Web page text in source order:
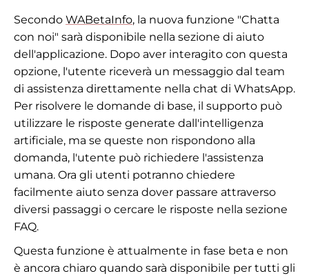
Secondo WABetaInfo, la nuova funzione "Chatta
con noi" sarà disponibile nella sezione di aiuto
dell'applicazione. Dopo aver interagito con questa
opzione, l'utente riceverà un messaggio dal team
di assistenza direttamente nella chat di WhatsApp.
Per risolvere le domande di base, il supporto può
utilizzare le risposte generate dall'intelligenza
artificiale, ma se queste non rispondono alla
domanda, l'utente può richiedere l'assistenza
umana. Ora gli utenti potranno chiedere
facilmente aiuto senza dover passare attraverso
diversi passaggi o cercare le risposte nella sezione
FAQ.
Questa funzione è attualmente in fase beta e non
è ancora chiaro quando sarà disponibile per tutti gli